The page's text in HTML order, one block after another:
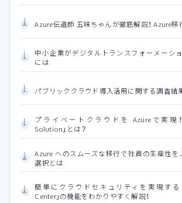
Azure伝道師 五味ちゃんが徹底解説！ Azure移
中小企業がデジタルトランスフォーメーシ
には
パブリッククラウド導入活用に関する調査結
プライベートクラウドを Azureで実現！
Solution」とは？
Azure へのスムーズな移行で社員の生産性を
選択とは
簡単にクラウドセキュリティを実現する
Center」の機能をわかりやすく解説！